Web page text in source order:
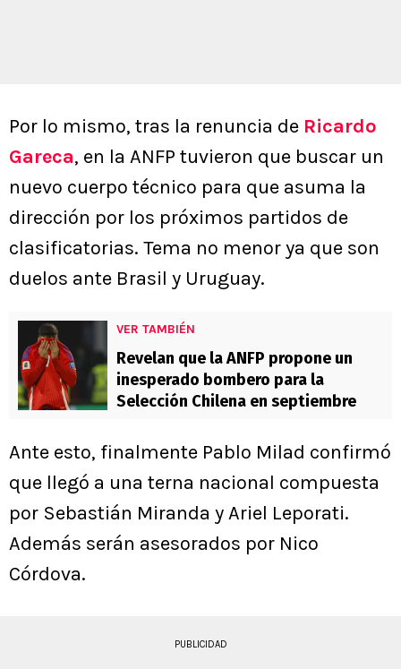
Por lo mismo, tras la renuncia de Ricardo
Gareca, en la ANFP tuvieron que buscar un
nuevo cuerpo técnico para que asuma la
dirección por los próximos partidos de
clasificatorias. Tema no menor ya que son
duelos ante Brasil y Uruguay.
VER TAMBIÉN
Revelan que la ANFP propone un
inesperado bombero para la
Selección Chilena en septiembre
Ante esto, finalmente Pablo Milad confirmó
que llegó a una terna nacional compuesta
por Sebastián Miranda y Ariel Leporati.
Además serán asesorados por Nico
Córdova.
PUBLICIDAD